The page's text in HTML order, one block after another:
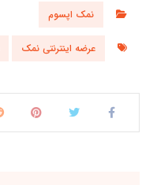
نمک اپسوم
عرضه اینترنتی نمک